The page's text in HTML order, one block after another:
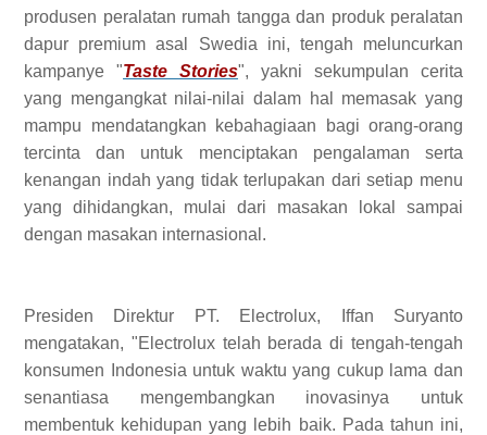
produsen peralatan rumah tangga dan produk peralatan
dapur premium asal Swedia ini, tengah meluncurkan
kampanye "Taste Stories", yakni sekumpulan cerita
yang mengangkat nilai-nilai dalam hal memasak yang
mampu mendatangkan kebahagiaan bagi orang-orang
tercinta dan untuk menciptakan pengalaman serta
kenangan indah yang tidak terlupakan dari setiap menu
yang dihidangkan, mulai dari masakan lokal sampai
dengan masakan internasional.
Presiden Direktur PT. Electrolux, Iffan Suryanto
mengatakan, "Electrolux telah berada di tengah-tengah
konsumen Indonesia untuk waktu yang cukup lama dan
senantiasa mengembangkan inovasinya untuk
membentuk kehidupan yang lebih baik. Pada tahun ini,